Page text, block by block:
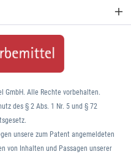
Alle Rechte vorbehalten.
des § 2 Abs. 1 Nr. 5 und § 72
unsere zum Patent angemeldeten
von Inhalten und Passagen unserer